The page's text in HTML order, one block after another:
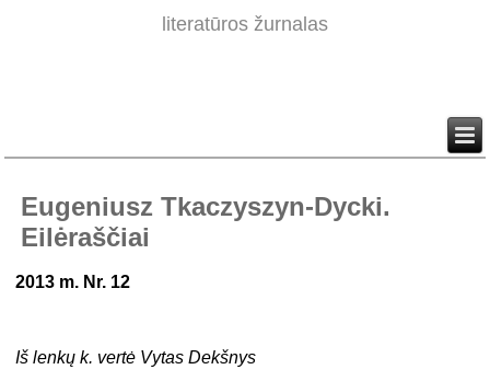
literatūros žurnalas
Eugeniusz Tkaczyszyn-Dycki.
Eilėraščiai
2013 m. Nr. 12
Iš lenkų k. vertė Vytas Dekšnys